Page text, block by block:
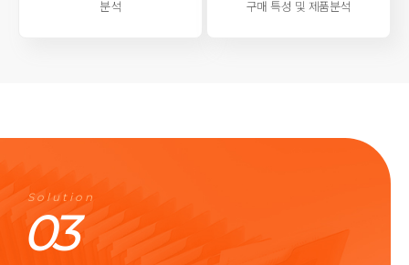
분석
구매 특성 및 제품분석
Solution
03